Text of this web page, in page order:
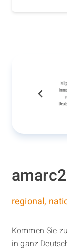
regional,
Kommen Sie
in ganz